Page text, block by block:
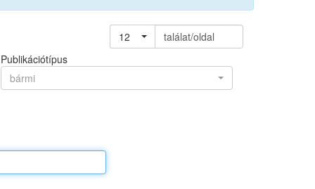
12
találat/oldal
Publikációtípus
bármi